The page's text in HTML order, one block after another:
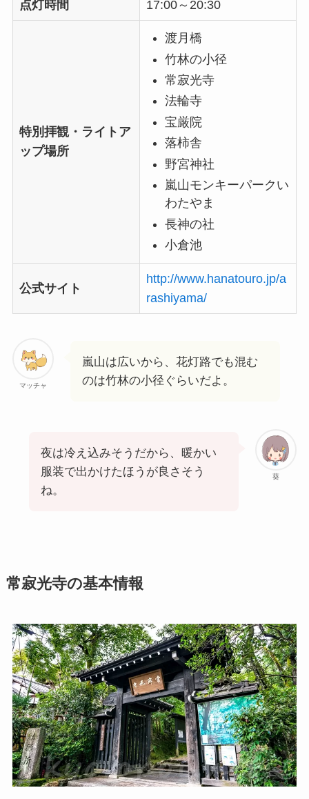
点灯時間 17:00～20:30
特別拝観・ライトア
ップ場所
渡月橋
竹林の小径
常寂光寺
法輪寺
宝厳院
落柿舎
野宮神社
嵐山モンキーパークい
わたやま
長神の社
小倉池
公式サイト
http://www.hanatouro.jp/a
rashiyama/
マッチャ
嵐山は広いから、花灯路でも混む
のは竹林の小径ぐらいだよ。
葵
夜は冷え込みそうだから、暖かい
服装で出かけたほうが良さそう
ね。
常寂光寺の基本情報